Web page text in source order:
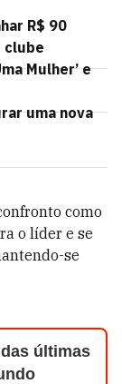
R$ 90
clube
Mulher’ e
uma nova
como
o líder e se
se
últimas